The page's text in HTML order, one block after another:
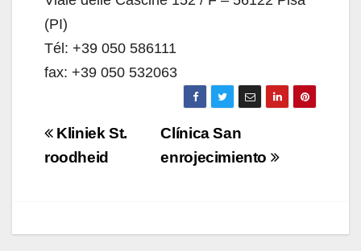
(PI)
Tél: +39 050 586111
fax: +39 050 532063
Navigazione
articoli
Clínica San
enrojecimiento
Kliniek St.
roodheid